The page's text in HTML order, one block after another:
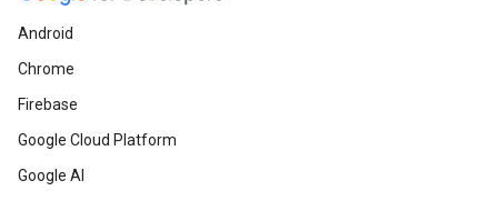
Android
Chrome
Firebase
Google Cloud Platform
Google AI